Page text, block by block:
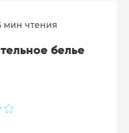
мин чтения
белье